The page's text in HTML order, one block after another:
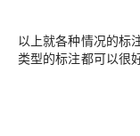
以上就各种情况的标
类型的标注都可以很